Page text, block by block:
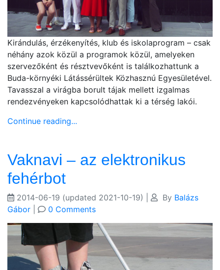
Kirándulás, érzékenyítés, klub és iskolaprogram – csak
néhány azok közül a programok közül, amelyeken
szervezőként és résztvevőként is találkozhattunk a
Buda-környéki Látássérültek Közhasznú Egyesületével.
Tavasszal a virágba borult tájak mellett izgalmas
rendezvényeken kapcsolódhattak ki a térség lakói.
Continue reading...
Vaknavi – az elektronikus
fehérbot
2014-06-19 (updated 2021-10-19) By Balázs
Gábor
0 Comments